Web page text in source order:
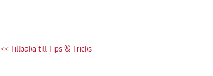
<< Tillbaka till Tips & Tricks